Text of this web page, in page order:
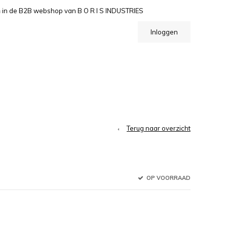
de B2B webshop van B O R I S INDUSTRIES
Inloggen
Terug naar overzicht
OP VOORRAAD